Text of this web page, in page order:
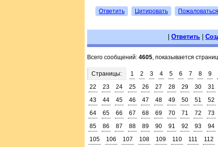
Ответить Цитировать Пожаловаться
Ответить
Всего сообщений: 4605, показывается
Страницы: 1 2 3 4 5 6 7 8
9
22
23 24 25 26 27 28 29 30
31
43
44 45 46 47 48 49 50 51
52
64
65 66 67 68 69 70 71 72
73
85
86 87 88 89 90 91 92 93
94
105
106 107 108 109 110 111
112